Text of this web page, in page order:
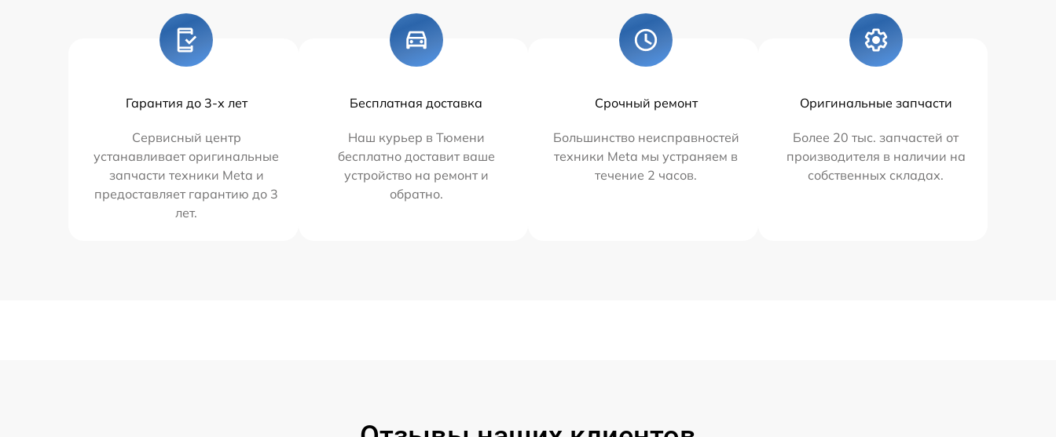
Гарантия до 3-х лет
Сервисный центр
устанавливает оригинальные
запчасти техники Meta и
предоставляет гарантию до 3
лет.
Бесплатная доставка
Наш курьер в Тюмени
бесплатно доставит ваше
устройство на ремонт и
обратно.
Срочный ремонт
Большинство неисправностей
техники Meta мы устраняем в
течение 2 часов.
Оригинальные запчасти
Более 20 тыс. запчастей от
производителя в наличии на
собственных складах.